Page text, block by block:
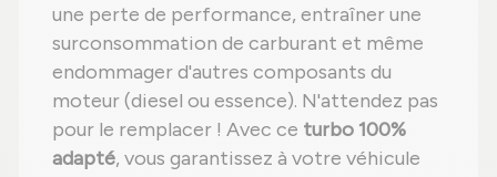
une perte de performance, entraîner une
surconsommation de carburant et même
endommager d'autres composants du
moteur (diesel ou essence). N'attendez pas
pour le remplacer ! Avec ce turbo 100%
adapté, vous garantissez à votre véhicule